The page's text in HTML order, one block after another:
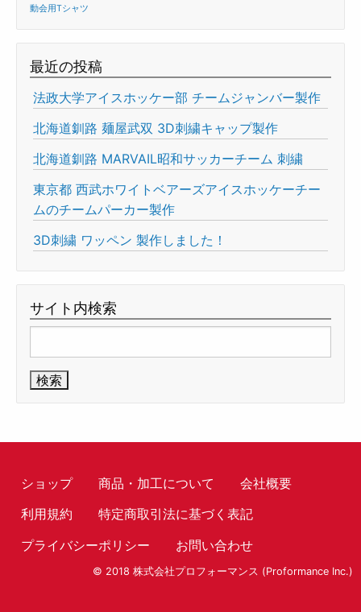
動会用Tシャツ
最近の投稿
法政大学アイスホッケー部 チームジャンバー製作
北海道釧路 麺屋武双 3D刺繍キャップ製作
北海道釧路 MARVAIL昭和サッカーチーム 刺繍
東京都 西武ホワイトベアーズアイスホッケーチー
ムのチームパーカー製作
3D刺繍 ワッペン 製作しました！
サイト内検索
索:
ショップ 商品・加工について
会社概要
利用規約
特定商取引法に基づく表記
プライバシーポリシー
お問い合わせ
© 2018 株式会社プロフォーマンス (Proformance Inc.)